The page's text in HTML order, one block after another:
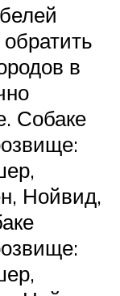
в
Собаке
Нойвид,